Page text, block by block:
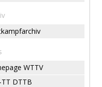
WTTV
TT DTTB